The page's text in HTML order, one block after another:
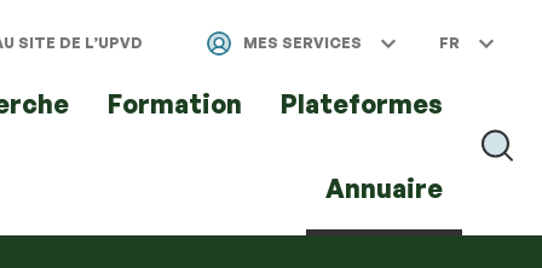
SITE DE L’UPVD MES SERVICES FR
Formation Plateformes
Annuaire